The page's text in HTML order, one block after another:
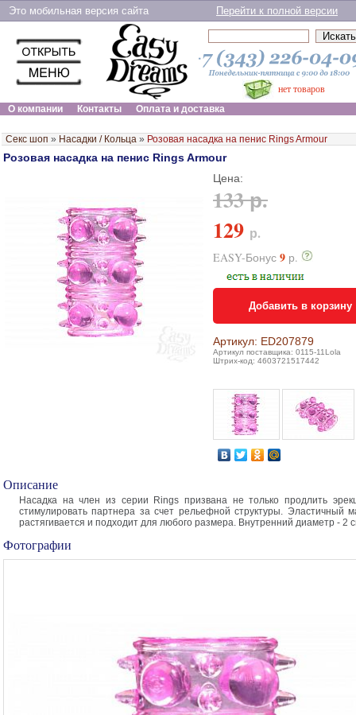
Это мобильная версия сайта Перейти к полной версии
нет товаров
О компании
Контакты Оплата и доставка
Секс шоп » Насадки / Кольца » Розовая насадка на пенис Rings Armour
Розовая насадка на пенис Rings Armour
Цена:
133 р.
129 р.
EASY-Бонус 9 р.
Добавить в корзину
Артикул: ED207879
Артикул поставщика: 0115-11Lola
Штрих-код: 4603721517442
Описание
Насадка на член из серии Rings призвана не только продлить
стимулировать партнера за счет рельефной структуры. Эластичный
растягивается и подходит для любого размера. Внутренний диаметр - 2
Фотографии